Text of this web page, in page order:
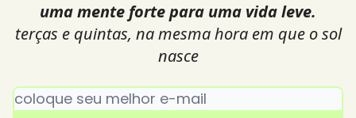
uma mente forte para uma vida leve.
terças e quintas, na mesma hora em que o sol
nasce